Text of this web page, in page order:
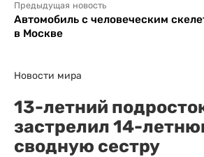
Предыдущая новость
Автомобиль с человеческим
в Москве
Новости мира
13-летний
застрелил 14-
сводную сестру